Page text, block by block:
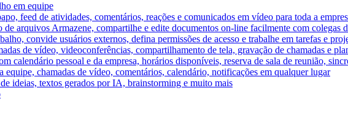
em equipe
feed de atividades, comentários, reações e comunicados em vídeo para toda a
de arquivos Armazene, compartilhe e edite documentos on-line facilmente com colegas
convide usuários externos, defina permissões de acesso e trabalhe em tarefas e
de vídeo, videoconferências, compartilhamento de tela, gravação de chamadas e
calendário pessoal e da empresa, horários disponíveis, reserva de sala de reunião,
equipe, chamadas de vídeo, comentários, calendário, notificações em qualquer lugar
ideias, textos gerados por IA, brainstorming e muito mais